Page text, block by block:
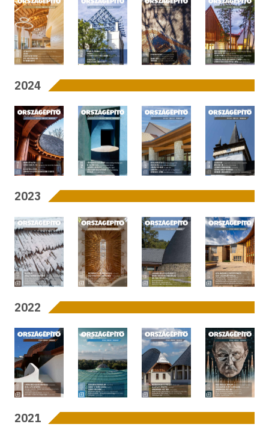
2024
2023
2022
2021